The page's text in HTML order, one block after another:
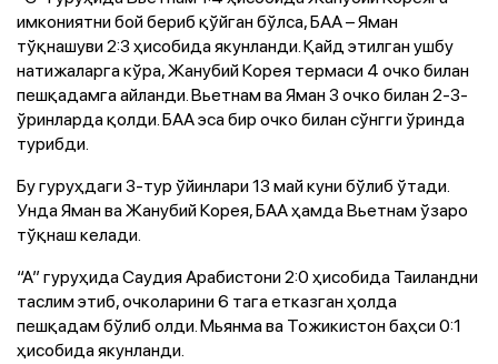
имкониятни бой бериб қўйган бўлса, БАА – Яман
тўқнашуви 2:3 ҳисобида якунланди. Қайд этилган ушбу
натижаларга кўра, Жанубий Корея термаси 4 очко билан
пешқадамга айланди. Вьетнам ва Яман 3 очко билан 2-3-
ўринларда қолди. БАА эса бир очко билан сўнгги ўринда
турибди.
Бу гуруҳдаги 3-тур ўйинлари 13 май куни бўлиб ўтади.
Унда Яман ва Жанубий Корея, БАА ҳамда Вьетнам ўзаро
тўқнаш келади.
“А” гуруҳида Саудия Арабистони 2:0 ҳисобида Таиландни
таслим этиб, очколарини 6 тага етказган ҳолда
пешқадам бўлиб олди. Мьянма ва Тожикистон баҳси 0:1
ҳисобида якунланди.